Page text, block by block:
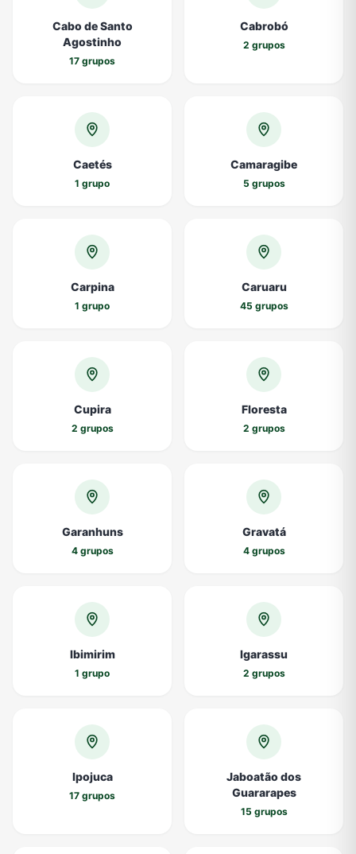
Cabo de Santo
Agostinho
17 grupos
Cabrobó
2 grupos
Caetés
1 grupo
Camaragibe
5 grupos
Carpina
1 grupo
Caruaru
45 grupos
Cupira
2 grupos
Floresta
2 grupos
Garanhuns
4 grupos
Gravatá
4 grupos
Ibimirim
1 grupo
Igarassu
2 grupos
Ipojuca
17 grupos
Jaboatão dos
Guararapes
15 grupos